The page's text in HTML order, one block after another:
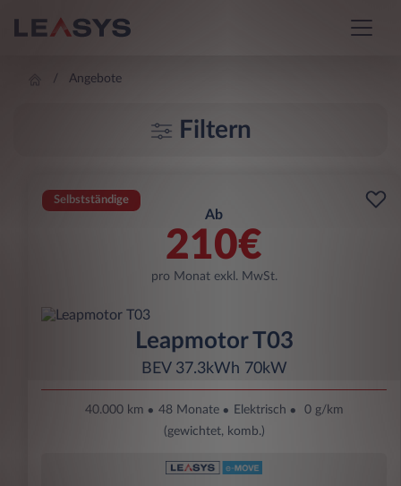
Angebote
Filtern
Selbstständige
Ab
210€
pro Monat exkl. MwSt.
Leapmotor T03
BEV 37.3kWh 70kW
40.000 km 48 Monate Elektrisch
0 g/km
(gewichtet, komb.)